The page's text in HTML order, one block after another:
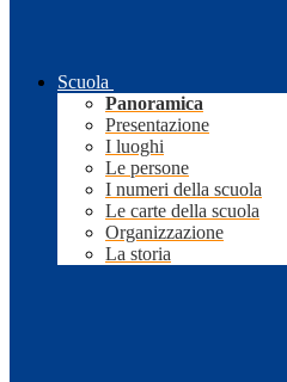
Scuola
Panoramica
Presentazione
I luoghi
Le persone
I numeri della scuola
Le carte della scuola
Organizzazione
La storia